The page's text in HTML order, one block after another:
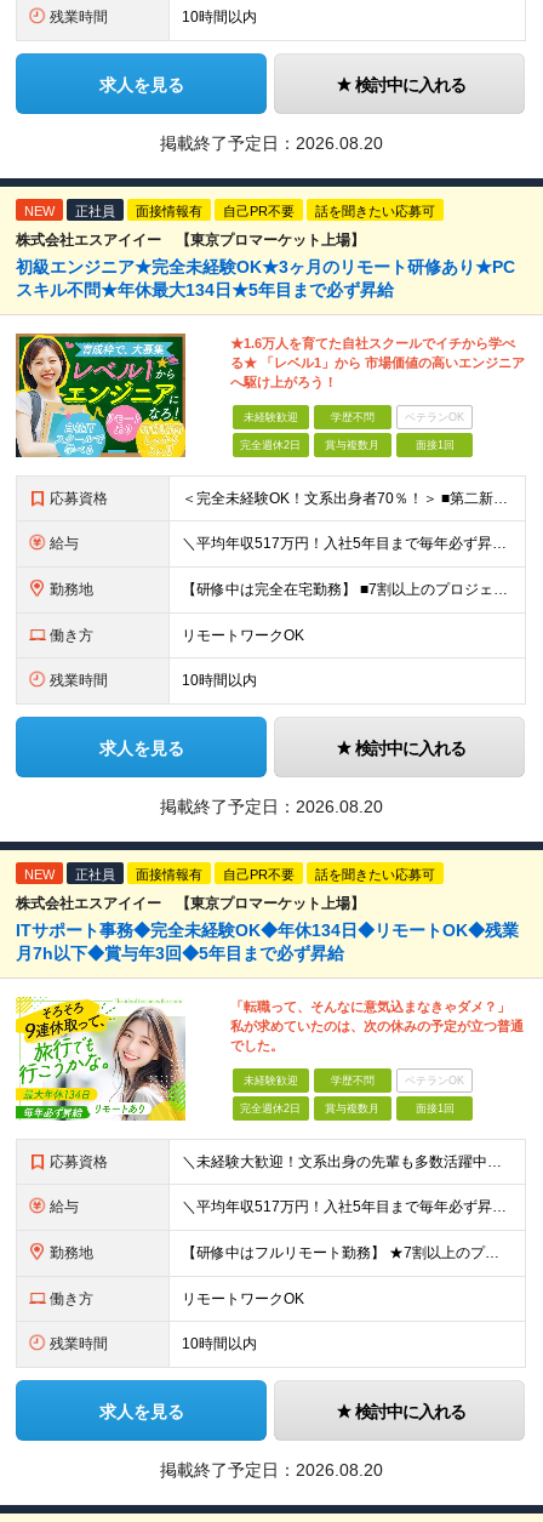
残業時間 10時間以内
求人を見る 検討中に入れる
掲載終了予定日： 2026.08.20
NEW 正社員 面接情報有 自己PR不要 話を聞きたい応募可
株式会社エスアイイー 【東京プロマーケット上場】
初級エンジニア★完全未経験OK★3ヶ月のリモート研修あり★PC
スキル不問★年休最大134日★5年目まで必ず昇給
★1.6万人を育てた自社スクールでイチから学べ
る★ 「レベル1」から 市場価値の高いエンジニア
へ駆け上がろう！
未経験歓迎 学歴不問 ベテランOK
完全週休2日 賞与複数月 面接1回
応募資格 ＜完全未経験OK！文系出身者70％！＞ ■第二新卒歓迎 ■学歴・経歴不問・社会人未経験もOK ■20代を中心に活躍中◎ ★☆先輩たちの前職☆★ 元アパレルスタッフや塾講師、介護士、事務、営業など社員
給与 ＼平均年収517万円！入社5年目まで毎年必ず昇給／ ■賞与年3回 ■年収800万円以上も可 ■入社3年以上の平均年収469.2万円 月給23万2000円以上＋賞与年3回＋各種手当 ☆入社5年目まで最
勤務地 【研修中は完全在宅勤務】 ■7割以上のプロジェクトでリモートワークを導入 ■一都三県のプロジェクト先 ■転居を伴う転勤なし ＜プロジェクト先＞ 東京・神奈川・千葉・埼玉でのプロジェクト先にて勤務いた
働き方 リモートワークOK
残業時間 10時間以内
求人を見る 検討中に入れる
掲載終了予定日： 2026.08.20
NEW 正社員 面接情報有 自己PR不要 話を聞きたい応募可
株式会社エスアイイー 【東京プロマーケット上場】
ITサポート事務◆完全未経験OK◆年休134日◆リモートOK◆残業
月7h以下◆賞与年3回◆5年目まで必ず昇給
「転職って、そんなに意気込まなきゃダメ？」
私が求めていたのは、次の休みの予定が立つ普通
でした。
未経験歓迎 学歴不問 ベテランOK
完全週休2日 賞与複数月 面接1回
応募資格 ＼未経験大歓迎！文系出身の先輩も多数活躍中／ ◆PCスキルに自信のない方も歓迎 ◆完全未経験OK ◆社会人デビューもOK ◆学歴不問 ＊*こんなアナタにオススメです*＊ ◇事務職に興味があるが、給与
給与 ＼平均年収517万円！入社5年目まで毎年必ず昇給／ ■賞与年3回 ■年収800万円以上も可 ■入社3年以上の平均年収469.2万円 月給23万2000円以上＋賞与年3回＋各種手当 ☆入社5年目まで最
勤務地 【研修中はフルリモート勤務】 ★7割以上のプロジェクトでリモートワークを導入 ★一都三県のプロジェクト先 ★転居を伴う転勤なし ＜プロジェクト先＞ 東京・神奈川・千葉・埼玉でのプロジェクト先にて勤務
働き方 リモートワークOK
残業時間 10時間以内
求人を見る 検討中に入れる
掲載終了予定日： 2026.08.20